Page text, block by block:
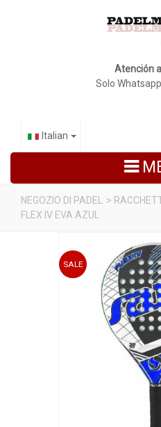
Atención
Solo
Italian
SCARPE PADEL
NEGOZIO DI PADEL >
FLEX IV EVA AZUL
SALE